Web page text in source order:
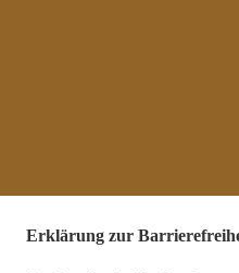
Erklärung zur